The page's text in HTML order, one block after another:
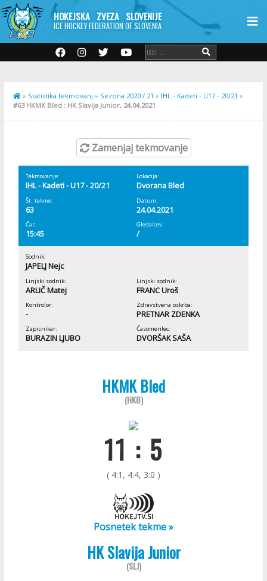
HOKEJSKA ZVEZA SLOVENIJE
ICE HOCKEY FEDERATION OF SLOVENIA
» Statistika tekmovanj » Sezona 2020 / 21 » IHL - Kadeti - U17 - 20/21 »
#63 HKMK Bled : HK Slavija Junior, 24.04.2021
Zamenjaj tekmovanje
Tekmovanje:
IHL - Kadeti - U17 - 20/21
Lokacija:
Dvorana Bled
Št. tekme:
63
Datum:
24.04.2021
Čas:
15:45
Gledalcev:
/
Sodnik:
JAPELJ Nejc
Linjski sodnik:
ARLIČ Matej
Linjski sodnik:
FRANC Uroš
Kontrolor:
-
Zdravstvena oskrba:
PRETNAR ZDENKA
Zapisnikar:
BURAZIN LJUBO
Časomerilec:
DVORŠAK SAŠA
HKMK Bled
(HKB)
11 : 5
( 4:1, 4:4, 3:0 )
Posnetek tekme »
HK Slavija Junior
(SLJ)